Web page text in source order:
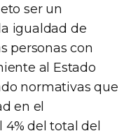
ser un
igualdad de
personas con
al Estado
normativas que
en el
del total del